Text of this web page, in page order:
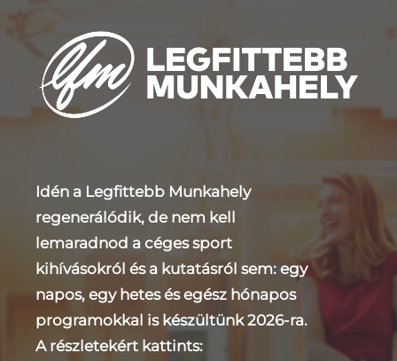
Idén a Legfittebb Munkahely
regenerálódik, de nem kell
lemaradnod a céges sport
kihívásokról és a kutatásról sem: egy
napos, egy hetes és egész hónapos
programokkal is készültünk 2026-ra.
A részletekért kattints: